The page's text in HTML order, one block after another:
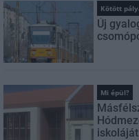
Kötött
Új
Mi épül?
iskoláját